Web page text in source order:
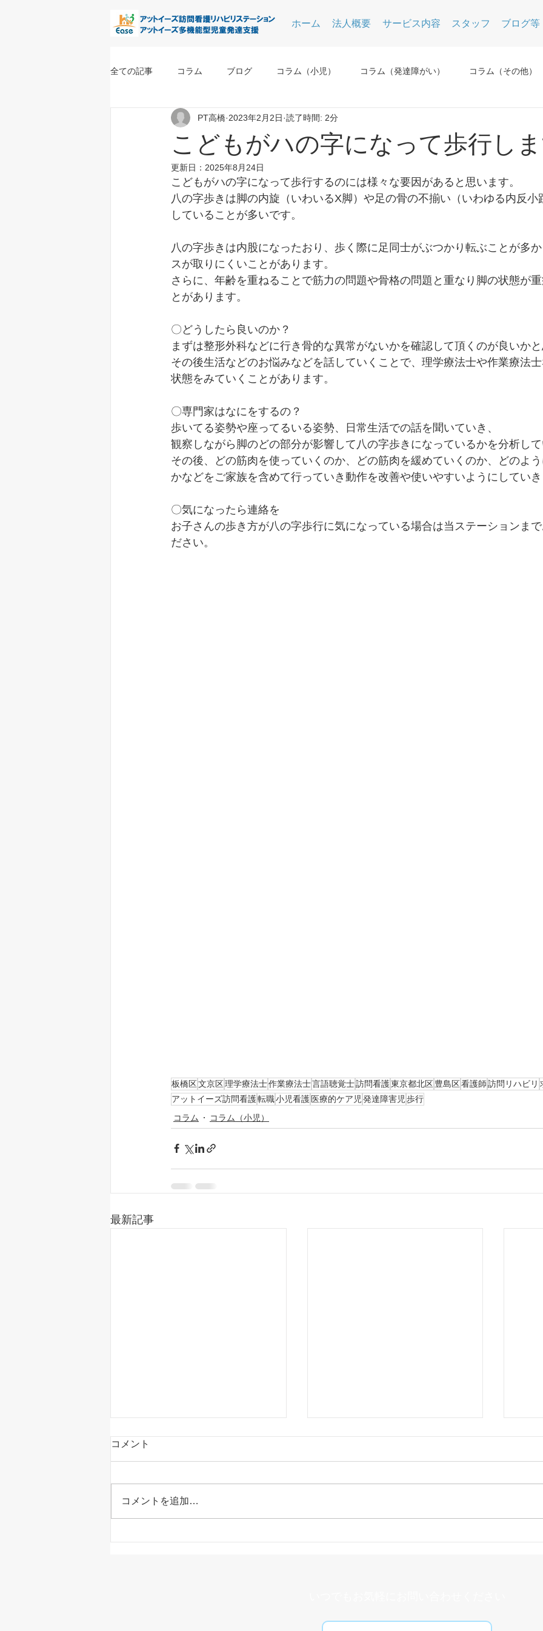
ホーム 法人概要 サービス内容 スタッフ ブログ等
全ての記事 コラム ブログ コラム（小児） コラム（発達障がい） コラム（その他）
こどもがハの字になって歩行しま
PT高橋 2023年2月2日 読了時間: 2分
更新日： 2025年8月24日
こどもがハの字になって歩行するのには様々な要因があると思います。
八の字歩きは脚の内旋（いわいるX脚）や足の骨の不揃い（いわゆる内反小
していることが多いです。
八の字歩きは内股になったおり、歩く際に足同士がぶつかり転ぶことが多
スが取りにくいことがあります。
さらに、年齢を重ねることで筋力の問題や骨格の問題と重なり脚の状態が
とがあります。
〇どうしたら良いのか？
まずは整形外科などに行き骨的な異常がないかを確認して頂くのが良いかと
その後生活などのお悩みなどを話していくことで、理学療法士や作業療法
状態をみていくことがあります。
〇専門家はなにをするの？
歩いてる姿勢や座ってるいる姿勢、日常生活での話を聞いていき、
観察しながら脚のどの部分が影響して八の字歩きになっているかを分析して
その後、どの筋肉を使っていくのか、どの筋肉を緩めていくのか、どのよ
かなどをご家族を含めて行っていき動作を改善や使いやすいようにしていき
〇気になったら連絡を
お子さんの歩き方が八の字歩行に気になっている場合は当ステーションまで
ださい。
板橋区文京区理学療法士作業療法士言語聴覚士訪問看護東京都北区豊島区看護師訪問リハビリ
アットイーズ訪問看護転職小児看護 医療的ケア児 発達障害児 歩行
コラム
コラム（小児）
最新記事
オーラルフレイルとは
コメント
コメントを追加…